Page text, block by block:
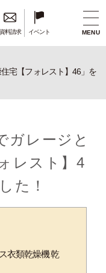
資料請求 イベント MENU
宅【フォレスト】46」を
ガレージと
レスト】4
た！
衣類乾燥機 乾